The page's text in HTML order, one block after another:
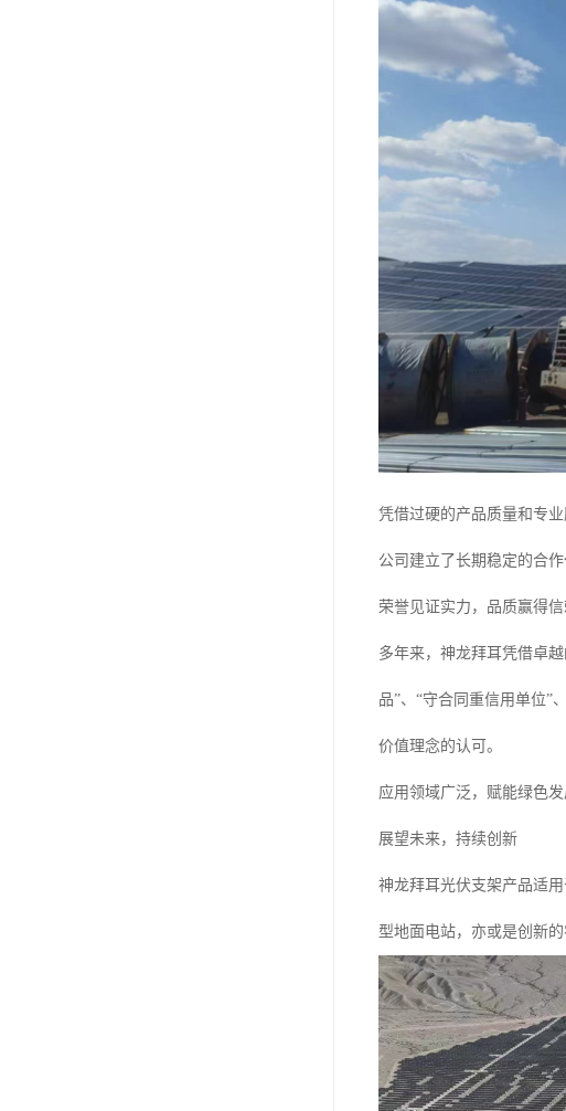
凭借过硬的产品质量和专
公司建立了长期稳定的合
荣誉见证实力，品质赢得信
多年来，神龙拜耳凭借卓
品”、“守合同重信用单位”
价值理念的认可。
应用领域广泛，赋能绿色
展望未来，持续创新
神龙拜耳光伏支架产品适
型地面电站，亦或是创新